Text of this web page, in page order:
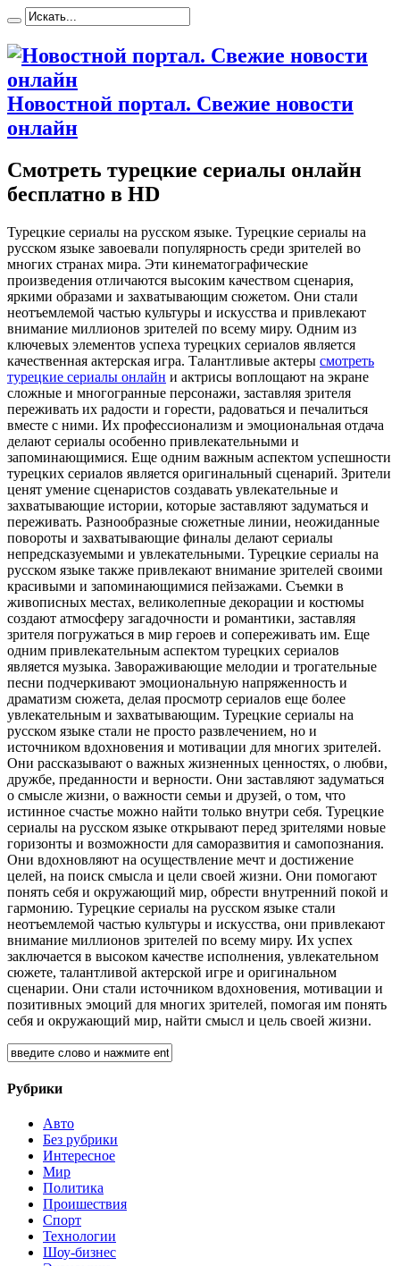
Новостной портал. Свежие новости
онлайн
Смотреть турецкие сериалы онлайн
бесплатно в HD
Турeцкиe сeриaлы нa русском языке. Турецкие сериалы на
русском языке завоевали популярность среди зрителей во
многих странах мира. Эти кинематографические
произведения отличаются высоким качеством сценария,
яркими образами и захватывающим сюжетом. Они стали
неотъемлемой частью культуры и искусства и привлекают
внимание миллионов зрителей по всему миру. Одним из
ключевых элементов успеха турецких сериалов является
качественная актерская игра. Талантливые актеры смотреть
турецкие сериалы онлайн и актрисы воплощают на экране
сложные и многогранные персонажи, заставляя зрителя
переживать их радости и горести, радоваться и печалиться
вместе с ними. Их профессионализм и эмоциональная отдача
делают сериалы особенно привлекательными и
запоминающимися. Еще одним важным аспектом успешности
турецких сериалов является оригинальный сценарий. Зрители
ценят умение сценаристов создавать увлекательные и
захватывающие истории, которые заставляют задуматься и
переживать. Разнообразные сюжетные линии, неожиданные
повороты и захватывающие финалы делают сериалы
непредсказуемыми и увлекательными. Турецкие сериалы на
русском языке также привлекают внимание зрителей своими
красивыми и запоминающимися пейзажами. Съемки в
живописных местах, великолепные декорации и костюмы
создают атмосферу загадочности и романтики, заставляя
зрителя погружаться в мир героев и сопереживать им. Еще
одним привлекательным аспектом турецких сериалов
является музыка. Завораживающие мелодии и трогательные
песни подчеркивают эмоциональную напряженность и
драматизм сюжета, делая просмотр сериалов еще более
увлекательным и захватывающим. Турецкие сериалы на
русском языке стали не просто развлечением, но и
источником вдохновения и мотивации для многих зрителей.
Они рассказывают о важных жизненных ценностях, о любви,
дружбе, преданности и верности. Они заставляют задуматься
о смысле жизни, о важности семьи и друзей, о том, что
истинное счастье можно найти только внутри себя. Турецкие
сериалы на русском языке открывают перед зрителями новые
горизонты и возможности для саморазвития и самопознания.
Они вдохновляют на осуществление мечт и достижение
целей, на поиск смысла и цели своей жизни. Они помогают
понять себя и окружающий мир, обрести внутренний покой и
гармонию. Турецкие сериалы на русском языке стали
неотъемлемой частью культуры и искусства, они привлекают
внимание миллионов зрителей по всему миру. Их успех
заключается в высоком качестве исполнения, увлекательном
сюжете, талантливой актерской игре и оригинальном
сценарии. Они стали источником вдохновения, мотивации и
позитивных эмоций для многих зрителей, помогая им понять
себя и окружающий мир, найти смысл и цель своей жизни.
Рубрики
Авто
Без рубрики
Интересное
Мир
Политика
Проишествия
Спорт
Технологии
Шоу-бизнес